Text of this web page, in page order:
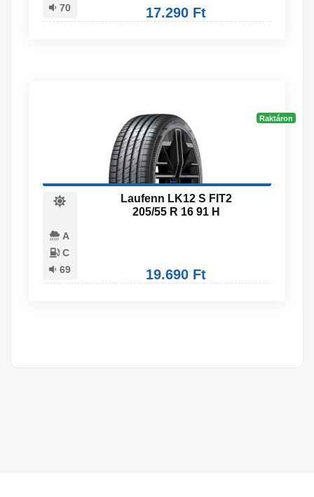
70
17.290 Ft
Raktáron
A
C
69
Laufenn LK12 S FIT2
205/55 R 16 91 H
19.690 Ft